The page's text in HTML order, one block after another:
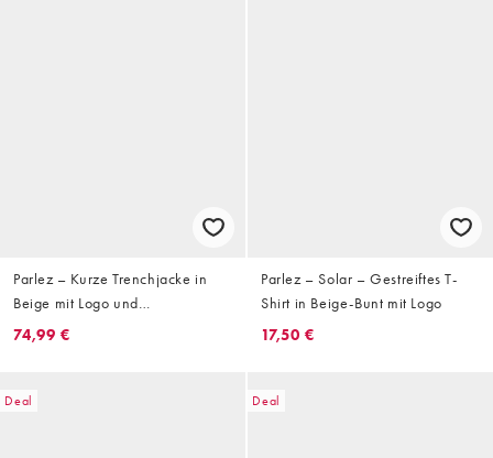
Parlez – Kurze Trenchjacke in
Beige mit Logo und
durchgehender Knopfleiste
74,99 €
Parlez – Solar – Gestreiftes T-
Shirt in Beige-Bunt mit Logo
17,50 €
Deal Deal